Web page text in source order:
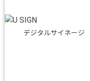
デジタルサイネージ